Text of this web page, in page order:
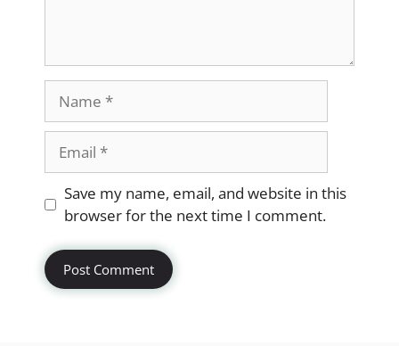
Website
Save my name, email, and website in this
browser for the next time I comment.